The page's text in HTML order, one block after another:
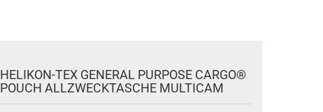
HELIKON-TEX GENERAL PURPOSE CARGO®
POUCH ALLZWECKTASCHE MULTICAM